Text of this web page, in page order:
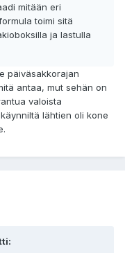
mitään eri
toimi sitä
ja lastulla
päiväsakkorajan
antaa, mut sehän on
valoista
lähtien oli kone